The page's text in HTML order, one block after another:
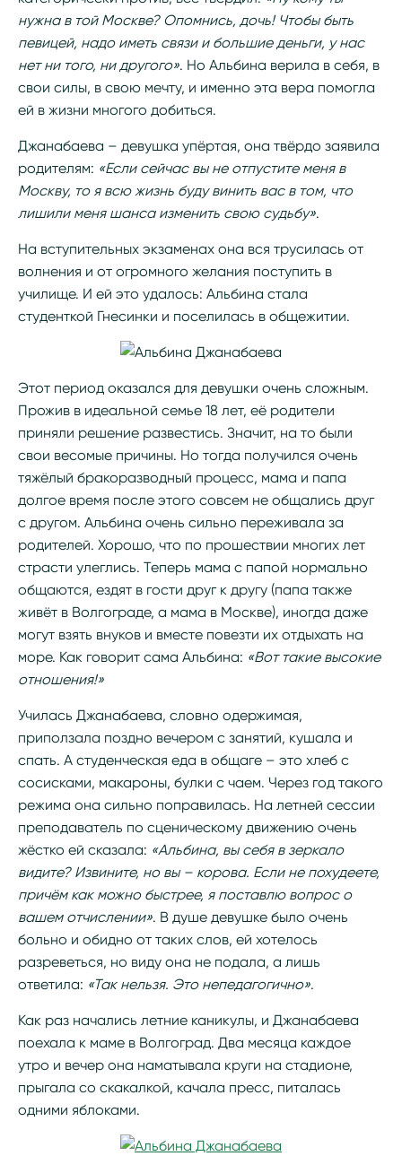
нужна в той Москве? Опомнись, дочь! Чтобы быть
певицей, надо иметь связи и большие деньги, у нас
нет ни того, ни другого». Но Альбина верила в себя, в
свои силы, в свою мечту, и именно эта вера помогла
ей в жизни многого добиться.
Джанабаева – девушка упёртая, она твёрдо заявила
родителям: «Если сейчас вы не отпустите меня в
Москву, то я всю жизнь буду винить вас в том, что
лишили меня шанса изменить свою судьбу».
На вступительных экзаменах она вся трусилась от
волнения и от огромного желания поступить в
училище. И ей это удалось: Альбина стала
студенткой Гнесинки и поселилась в общежитии.
Этот период оказался для девушки очень сложным.
Прожив в идеальной семье 18 лет, её родители
приняли решение развестись. Значит, на то были
свои весомые причины. Но тогда получился очень
тяжёлый бракоразводный процесс, мама и папа
долгое время после этого совсем не общались друг
с другом. Альбина очень сильно переживала за
родителей. Хорошо, что по прошествии многих лет
страсти улеглись. Теперь мама с папой нормально
общаются, ездят в гости друг к другу (папа также
живёт в Волгограде, а мама в Москве), иногда даже
могут взять внуков и вместе повезти их отдыхать на
море. Как говорит сама Альбина: «Вот такие высокие
отношения!»
Училась Джанабаева, словно одержимая,
приползала поздно вечером с занятий, кушала и
спать. А студенческая еда в общаге – это хлеб с
сосисками, макароны, булки с чаем. Через год такого
режима она сильно поправилась. На летней сессии
преподаватель по сценическому движению очень
жёстко ей сказала: «Альбина, вы себя в зеркало
видите? Извините, но вы – корова. Если не похудеете,
причём как можно быстрее, я поставлю вопрос о
вашем отчислении». В душе девушке было очень
больно и обидно от таких слов, ей хотелось
разреветься, но виду она не подала, а лишь
ответила: «Так нельзя. Это непедагогично».
Как раз начались летние каникулы, и Джанабаева
поехала к маме в Волгоград. Два месяца каждое
утро и вечер она наматывала круги на стадионе,
прыгала со скакалкой, качала пресс, питалась
одними яблоками.